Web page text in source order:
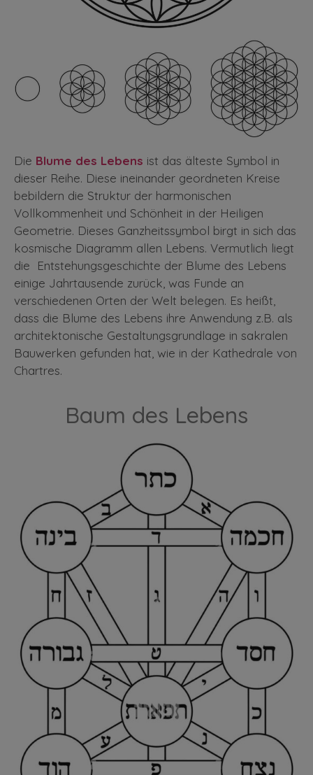
Die Blume des Lebens ist das älteste Symbol in
dieser Reihe. Diese ineinander geordneten Kreise
bebildern die Struktur der harmonischen
Vollkommenheit und Schönheit in der Heiligen
Geometrie. Dieses Ganzheitssymbol birgt in sich das
kosmische Diagramm allen Lebens. Vermutlich liegt
die Entstehungsgeschichte der Blume des Lebens
einige Jahrtausende zurück, was Funde an
verschiedenen Orten der Welt belegen. Es heißt,
dass die Blume des Lebens ihre Anwendung z.B. als
architektonische Gestaltungsgrundlage in sakralen
Bauwerken gefunden hat, wie in der Kathedrale von
Chartres.
Baum des Lebens